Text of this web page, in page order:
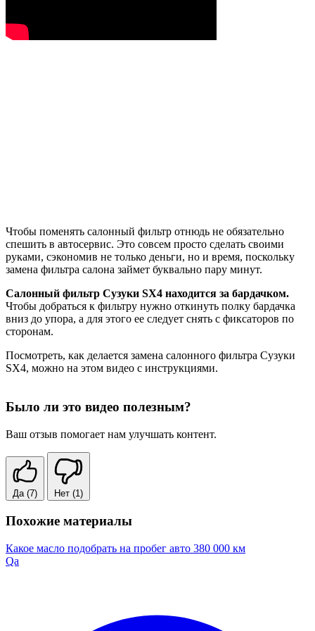
Чтобы поменять салонный фильтр отнюдь не обязательно
спешить в автосервис. Это совсем просто сделать своими
руками, сэкономив не только деньги, но и время, поскольку
замена фильтра салона займет буквально пару минут.
Салонный фильтр Сузуки SX4 находится за бардачком.
Чтобы добраться к фильтру нужно откинуть полку бардачка
вниз до упора, а для этого ее следует снять с фиксаторов по
сторонам.
Посмотреть, как делается замена салонного фильтра Сузуки
SX4, можно на этом видео с инструкциями.
Было ли это видео полезным?
Ваш отзыв помогает нам улучшать контент.
Да (7) Нет (1)
Похожие материалы
Какое масло подобрать на пробег авто 380 000 км
Qa